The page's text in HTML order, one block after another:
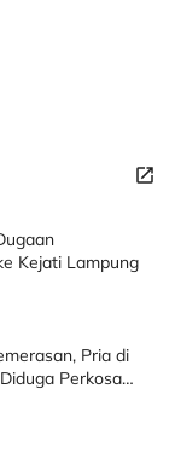
Kejati Lampung
Pria di
Perkosa